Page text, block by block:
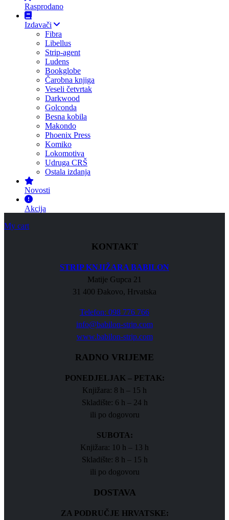
Rasprodano
Izdavači
Fibra
Libellus
Strip-agent
Ludens
Bookglobe
Čarobna knjiga
Veseli četvrtak
Darkwood
Golconda
Besna kobila
Makondo
Phoenix Press
Komiko
Lokomotiva
Udruga CRŠ
Ostala izdanja
Novosti
Akcija
My cart
KONTAKT
STRIP KNJIŽARA BABILON
Matije Gupca 21
31 400 Đakovo, Hrvatska
Telefon: 098 776 766
info@babilon-strip.com
www.babilon-strip.com
RADNO VRIJEME
PONEDJELJAK – PETAK:
Knjižara: 8 h – 15 h
Skladište: 6 h – 24 h
ili po dogovoru
SUBOTA:
Knjižara: 10 h – 13 h
Skladište: 8 h – 15 h
ili po dogovoru
DOSTAVA
ZA PODRUČJE HRVATSKE: